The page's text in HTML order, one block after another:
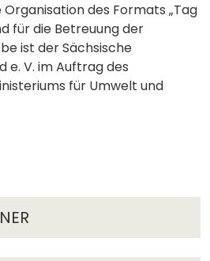
des Formats „Tag
für die Betreuung der
ist der Sächsische
e. V. im Auftrag des
für Umwelt und